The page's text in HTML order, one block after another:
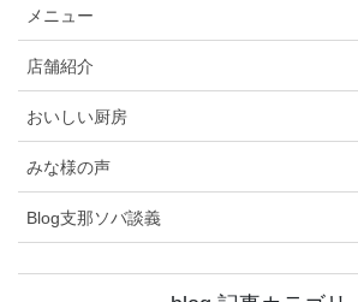
メニュー
店舗紹介
おいしい厨房
みな様の声
Blog支那ソバ談義